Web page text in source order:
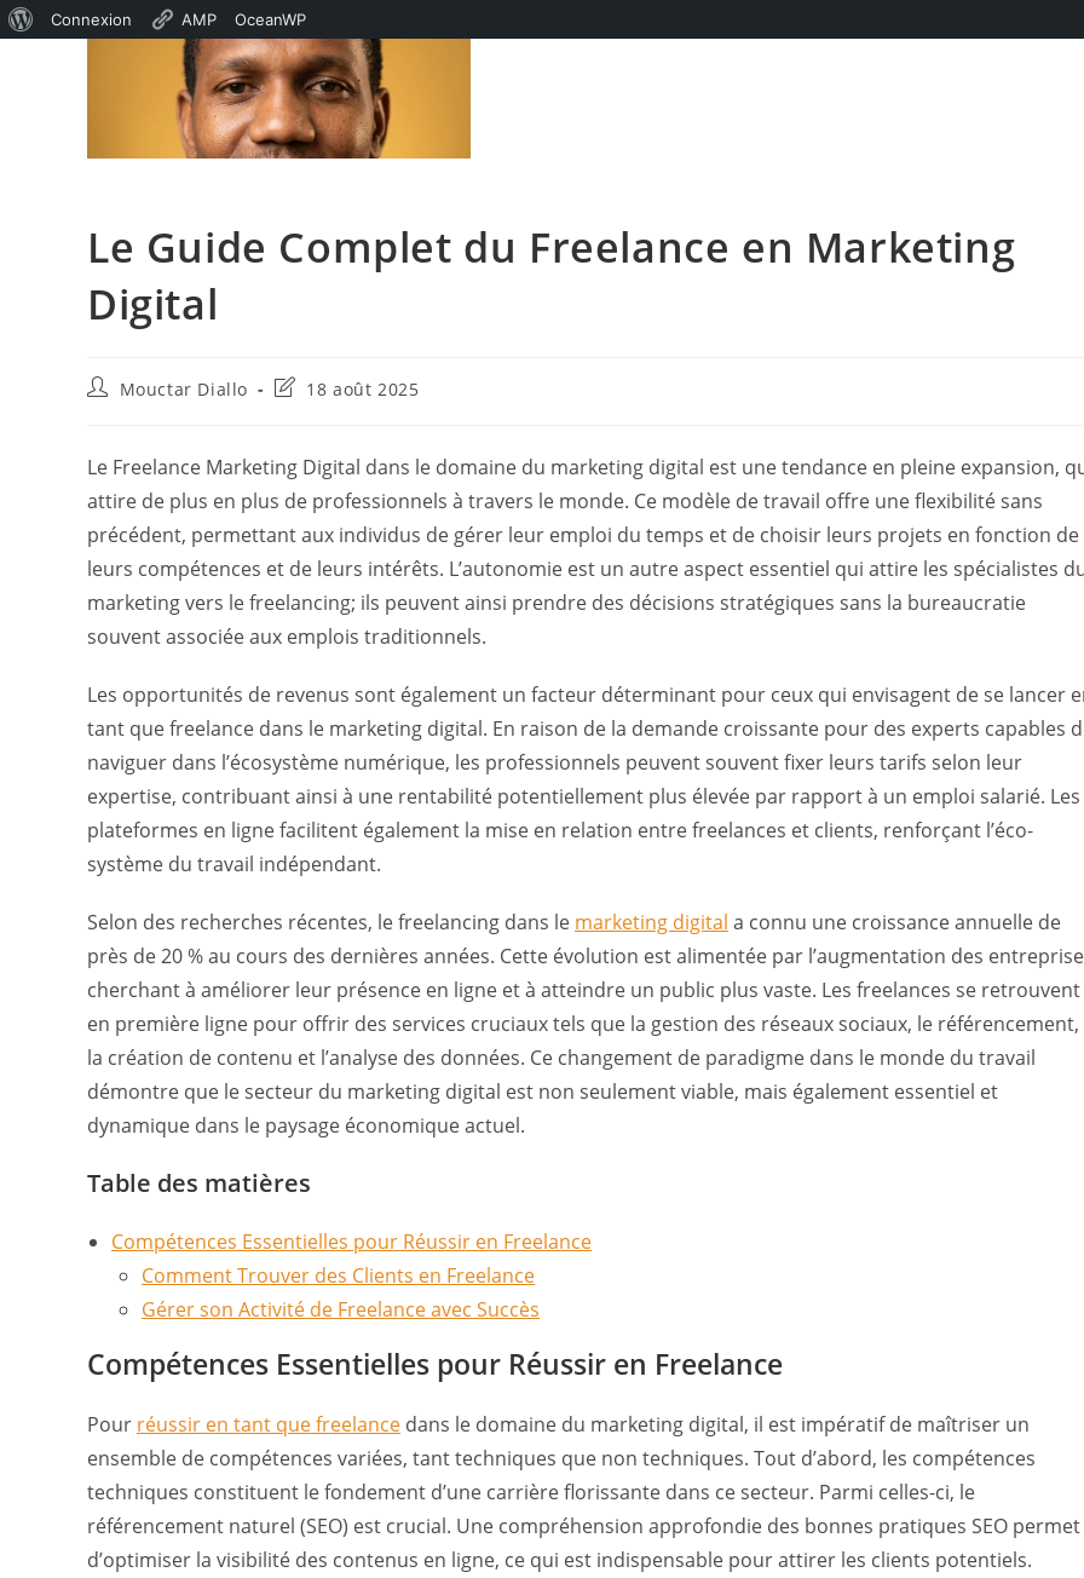
Connexion AMP OceanWP
Le Guide Complet du Freelance en Marketing
Digital
Auteur/autrice
publication :
Mouctar Diallo
Dernière
la
publication :
18 août 2025
Le Freelance Marketing Digital dans le domaine du marketing digital est une tendance en pleine expansion,
attire de plus en plus de professionnels à travers le monde. Ce modèle de travail offre une flexibilité sans
précédent, permettant aux individus de gérer leur emploi du temps et de choisir leurs projets en fonction de
leurs compétences et de leurs intérêts. L’autonomie est un autre aspect essentiel qui attire les spécialistes
marketing vers le freelancing; ils peuvent ainsi prendre des décisions stratégiques sans la bureaucratie
souvent associée aux emplois traditionnels.
Les opportunités de revenus sont également un facteur déterminant pour ceux qui envisagent de se lancer
tant que freelance dans le marketing digital. En raison de la demande croissante pour des experts capables
naviguer dans l’écosystème numérique, les professionnels peuvent souvent fixer leurs tarifs selon leur
expertise, contribuant ainsi à une rentabilité potentiellement plus élevée par rapport à un emploi salarié. Les
plateformes en ligne facilitent également la mise en relation entre freelances et clients, renforçant l’éco-
système du travail indépendant.
Selon des recherches récentes, le freelancing dans le marketing digital a connu une croissance annuelle de
près de 20 % au cours des dernières années. Cette évolution est alimentée par l’augmentation des
cherchant à améliorer leur présence en ligne et à atteindre un public plus vaste. Les freelances se retrouvent
en première ligne pour offrir des services cruciaux tels que la gestion des réseaux sociaux, le référencement,
la création de contenu et l’analyse des données. Ce changement de paradigme dans le monde du travail
démontre que le secteur du marketing digital est non seulement viable, mais également essentiel et
dynamique dans le paysage économique actuel.
Table des matières
Compétences Essentielles pour Réussir en Freelance
Comment Trouver des Clients en Freelance
Gérer son Activité de Freelance avec Succès
Compétences Essentielles pour Réussir en Freelance
Pour réussir en tant que freelance dans le domaine du marketing digital, il est impératif de maîtriser un
ensemble de compétences variées, tant techniques que non techniques. Tout d’abord, les compétences
techniques constituent le fondement d’une carrière florissante dans ce secteur. Parmi celles-ci, le
référencement naturel (SEO) est crucial. Une compréhension approfondie des bonnes pratiques SEO permet
d’optimiser la visibilité des contenus en ligne, ce qui est indispensable pour attirer les clients potentiels.